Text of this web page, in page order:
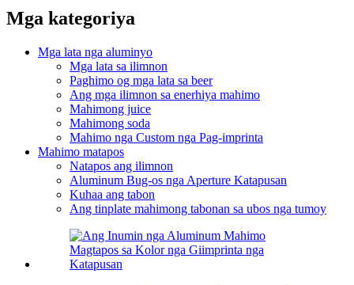
Mga kategoriya
Mga lata nga aluminyo
Mga lata sa ilimnon
Paghimo og mga lata sa beer
Ang mga ilimnon sa enerhiya mahimo
Mahimong juice
Mahimong soda
Mahimo nga Custom nga Pag-imprinta
Mahimo matapos
Natapos ang ilimnon
Aluminum Bug-os nga Aperture Katapusan
Kuhaa ang tabon
Ang tinplate mahimong tabonan sa ubos nga tumoy